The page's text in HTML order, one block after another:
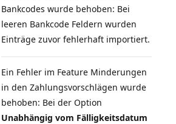
Bankcodes wurde behoben: Bei
leeren Bankcode Feldern wurden
Einträge zuvor fehlerhaft importiert.
Ein Fehler im Feature Minderungen
in den Zahlungsvorschlägen wurde
behoben: Bei der Option
Unabhängig vom Fälligkeitsdatum